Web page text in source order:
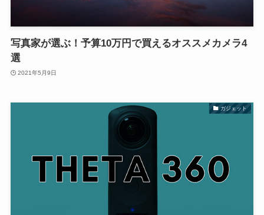
写真家が選ぶ！予算10万円で買えるオススメカメラ4
選
2021年5月9日
ガジェット